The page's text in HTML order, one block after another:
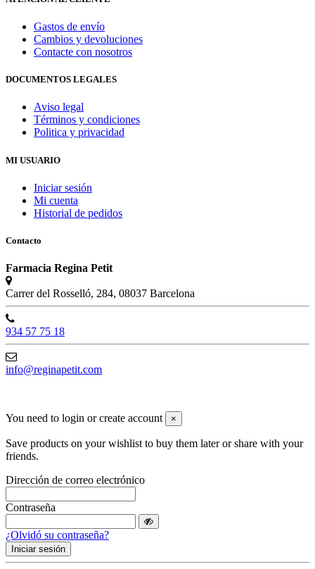
Gastos de envío
Cambios y devoluciones
Contacte con nosotros
DOCUMENTOS LEGALES
Aviso legal
Términos y condiciones
Politica y privacidad
MI USUARIO
Iniciar sesión
Mi cuenta
Historial de pedidos
Contacto
Farmacia Regina Petit
Carrer del Rosselló, 284, 08037 Barcelona
934 57 75 18
info@reginapetit.com
You need to login or create account ×
Save products on your wishlist to buy them later or share with your
friends.
Dirección de correo electrónico
Contraseña
¿Olvidó su contraseña?
Iniciar sesión